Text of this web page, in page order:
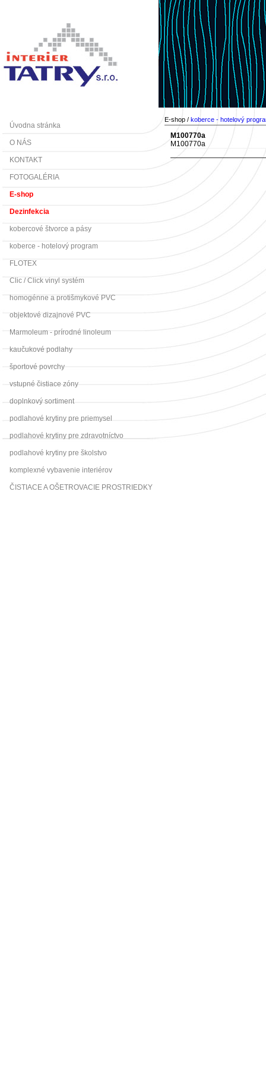
Úvodna stránka
O NÁS
KONTAKT
FOTOGALÉRIA
E-shop
Dezinfekcia
kobercové štvorce a pásy
koberce - hotelový program
FLOTEX
Clic / Click vinyl systém
homogénne a protišmykové PVC
objektové dizajnové PVC
Marmoleum - prírodné linoleum
kaučukové podlahy
športové povrchy
vstupné čistiace zóny
doplnkový sortiment
podlahové krytiny pre priemysel
podlahové krytiny pre zdravotníctvo
podlahové krytiny pre školstvo
komplexné vybavenie interiérov
ČISTIACE A OŠETROVACIE PROSTRIEDKY
E-shop / koberce - hotelový
M100770a
M100770a